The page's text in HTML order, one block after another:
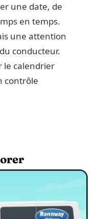
une date, de
en temps.
une attention
conducteur.
le calendrier
contrôle